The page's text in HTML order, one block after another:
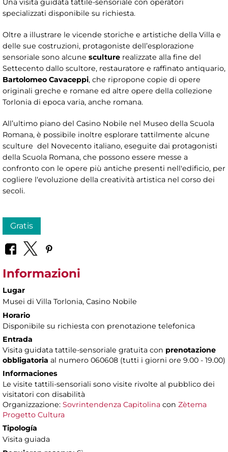
Una visita guidata tattile-sensoriale con operatori
specializzati disponibile su richiesta.
Oltre a illustrare le vicende storiche e artistiche della Villa e
delle sue costruzioni, protagoniste dell’esplorazione
sensoriale sono alcune sculture realizzate alla fine del
Settecento dallo scultore, restauratore e raffinato antiquario,
Bartolomeo Cavaceppi, che ripropone copie di opere
originali greche e romane ed altre opere della collezione
Torlonia di epoca varia, anche romana.
All’ultimo piano del Casino Nobile nel Museo della Scuola
Romana, è possibile inoltre esplorare tattilmente alcune
sculture del Novecento italiano, eseguite dai protagonisti
della Scuola Romana, che possono essere messe a
confronto con le opere più antiche presenti nell'edificio, per
cogliere l‘evoluzione della creatività artistica nel corso dei
secoli.
Gratis
Informazioni
Lugar
Musei di Villa Torlonia, Casino Nobile
Horario
Disponibile su richiesta con prenotazione telefonica
Entrada
Visita guidata tattile-sensoriale gratuita con prenotazione
obbligatoria al numero 060608 (tutti i giorni ore 9.00 - 19.00)
Informaciones
Le visite tattili-sensoriali sono visite rivolte al pubblico dei
visitatori con disabilità
Organizzazione: Sovrintendenza Capitolina con Zètema
Progetto Cultura
Tipología
Visita guiada